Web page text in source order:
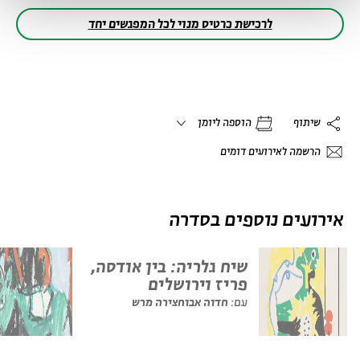
לרכישת כרטיס מנוי לכל המפגשים יחד
שיתוף הוספה ליומן
הרשמה לאירועים דומים
אירועים נוספים בסדרה
שיח גלריה: בין אודסה,
פריז וירושלים
עם: